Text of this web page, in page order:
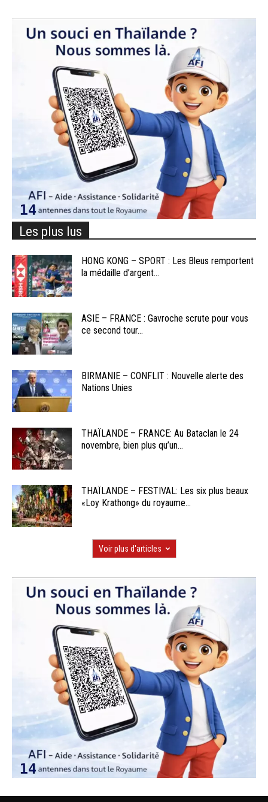
Les plus lus
HONG KONG – SPORT : Les Bleus remportent
la médaille d’argent...
ASIE – FRANCE : Gavroche scrute pour vous
ce second tour...
BIRMANIE – CONFLIT : Nouvelle alerte des
Nations Unies
THAÏLANDE – FRANCE: Au Bataclan le 24
novembre, bien plus qu’un...
THAÏLANDE – FESTIVAL: Les six plus beaux
«Loy Krathong» du royaume...
Voir plus d'articles